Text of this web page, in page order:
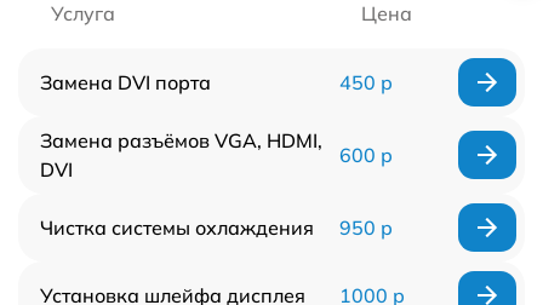
Услуга Цена
Замена DVI порта 450 р
Замена разъёмов VGA, HDMI,
DVI
600 р
Чистка системы охлаждения 950 р
Установка шлейфа дисплея 1000 р